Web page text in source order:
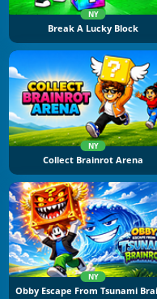
NY
Break A Lucky Block
NY
Collect Brainrot Arena
NY